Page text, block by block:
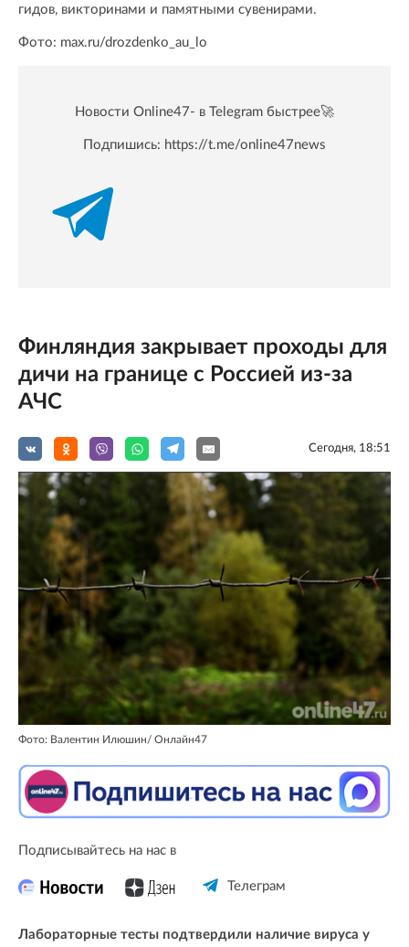
гидов, викторинами и памятными сувенирами.
Фото: max.ru/drozdenko_au_lo
Новости Online47- в Telegram быстрее🚀
Подпишись: https://t.me/online47news
Финляндия закрывает проходы для
дичи на границе с Россией из-за
АЧС
Сегодня, 18:51
Фото: Валентин Илюшин/ Oнлайн47
Подписывайтесь на нас в
Телеграм
Лабораторные тесты подтвердили наличие вируса у